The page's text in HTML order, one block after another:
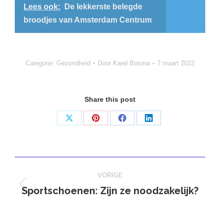
Lees ook:
De lekkerste belegde
broodjes van Amsterdam Centrum
Categorie: Gezondheid Door Karel Bosma 7 maart 2022
Share this post
Deel
Deel
Deel
Deel
navigatie
VORIGE
Vorig
Sportschoenen: Zijn ze noodzakelijk?